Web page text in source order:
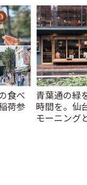
食べ
荷参
青葉通の緑
時間を。仙
モーニング